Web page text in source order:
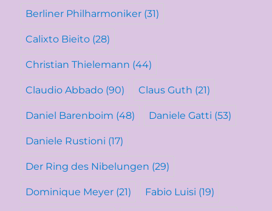
Berliner Philharmoniker (31)
Calixto Bieito (28)
Christian Thielemann (44)
Claudio Abbado (90) Claus Guth (21)
Daniel Barenboim (48) Daniele Gatti (53)
Daniele Rustioni (17)
Der Ring des Nibelungen (29)
Dominique Meyer (21) Fabio Luisi (19)